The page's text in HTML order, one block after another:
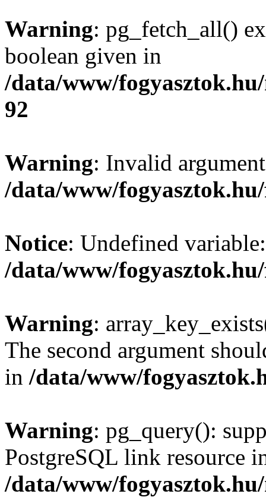
Warning: pg_fetch_all()
boolean given in
/data/www/
92
Warning: Invalid
/data/www/
Notice: Undefined
/data/www/
Warning:
The second argument
in /data/www/
Warning: pg_query():
PostgreSQL link resource
/data/www/